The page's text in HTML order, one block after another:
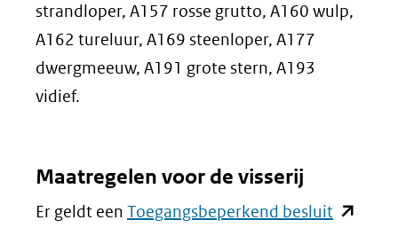
strandloper, A157 rosse grutto, A160 wulp,
A162 tureluur, A169 steenloper, A177
dwergmeeuw, A191 grote stern, A193
vidief.
Maatregelen voor de visserij
Er geldt een Toegangsbeperkend besluit (opent